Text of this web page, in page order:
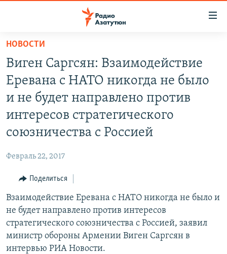
Перейти
основному
содержанию
Перейти
основной
навигации
ПОЛИТИКА
ЭКОНОМИКА
НАГОРНЫЙ КАРАБАХ
КУЛЬТУРА
СПОРТ
АРХИВ
Հայերեն
НОВОСТИ
Виген Саргсян: Взаимодействие
Еревана с НАТО никогда не было
и не будет направлено против
интересов стратегического
союзничества с Россией
Февраль 22, 2017
Поделиться
Взаимодействие Еревана с НАТО никогда не было и
не будет направлено против интересов
стратегического союзничества с Россией, заявил
министр обороны Армении Виген Саргсян в
интервью РИА Новости.